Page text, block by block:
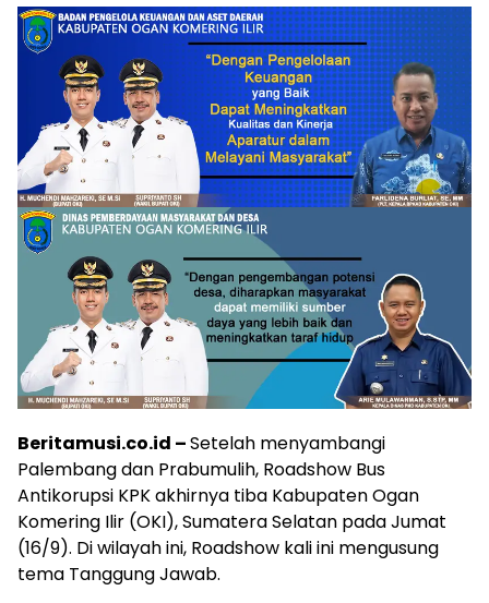
Beritamusi.co.id –Setelah menyambangi
Palembang dan Prabumulih, Roadshow Bus
Antikorupsi KPK akhirnya tiba Kabupaten Ogan
Komering Ilir (OKI), Sumatera Selatan pada Jumat
(16/9). Di wilayah ini, Roadshow kali ini mengusung
tema Tanggung Jawab.